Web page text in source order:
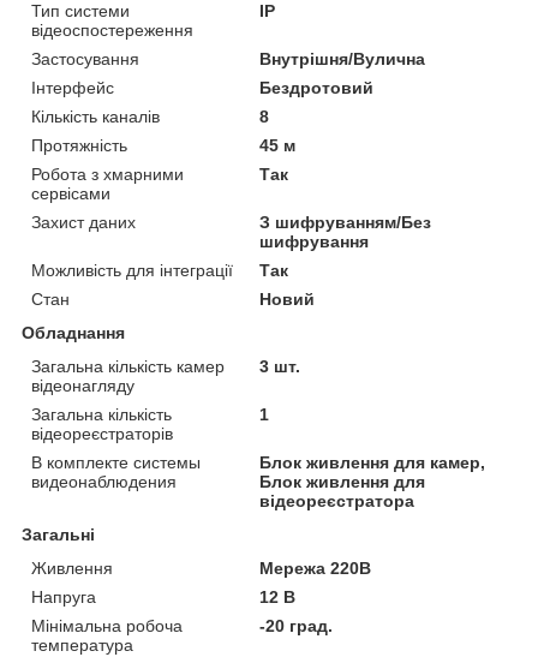
Тип системи
відеоспостереження
IP
Застосування
Внутрішня/Вулична
Інтерфейс
Бездротовий
Кількість каналів
8
Протяжність
45 м
Робота з хмарними
сервісами
Так
Захист даних
З шифруванням/Без
шифрування
Можливість для інтеграції
Так
Стан
Новий
Обладнання
Загальна кількість камер
відеонагляду
3 шт.
Загальна кількість
відеореєстраторів
1
В комплекте системы
видеонаблюдения
Блок живлення для камер,
Блок живлення для
відеореєстратора
Загальні
Живлення
Мережа 220В
Напруга
12 В
Мінімальна робоча
температура
-20 град.